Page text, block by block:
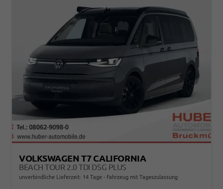
VOLKSWAGEN T7 CALIFORNIA
BEACH TOUR 2.0 TDI DSG PLUS
unverbindliche Lieferzeit: 14 Tage Fahrzeug mit Tageszulassung